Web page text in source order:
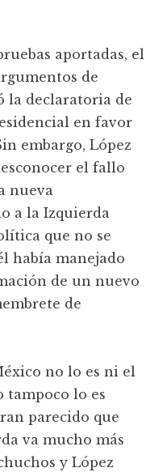
aportadas, el
de
la declaratoria de
en favor
embargo, López
el fallo
nueva
a la Izquierda
que no se
había manejado
de un nuevo
de
no lo es ni el
tampoco lo es
parecido que
va mucho más
y López